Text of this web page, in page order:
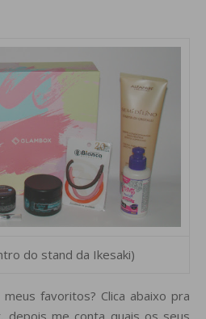
do stand da Ikesaki)
favoritos? Clica abaixo pra
depois me conta quais os seus